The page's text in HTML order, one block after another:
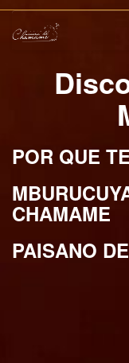
POR QUE
CHAMAME
PAISANO